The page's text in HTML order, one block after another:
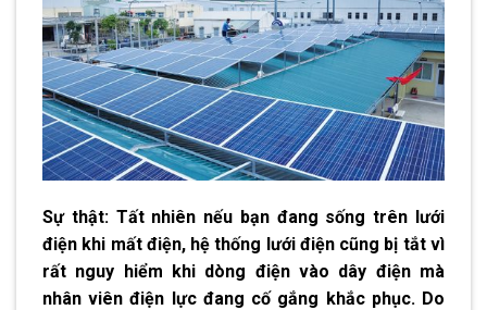
Sự thật: Tất nhiên nếu bạn đang sống trên lưới
điện khi mất điện, hệ thống lưới điện cũng bị tắt vì
rất nguy hiểm khi dòng điện vào dây điện mà
nhân viên điện lực đang cố gắng khắc phục. Do